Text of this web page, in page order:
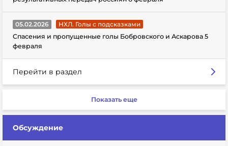
05.02.2026
НХЛ. Голы с подсказками
Спасения и пропущенные голы Бобровского и Аскарова 5
февраля
Перейти в раздел
Показать еще
Обсуждение